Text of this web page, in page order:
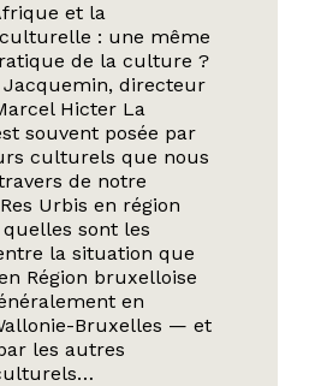
et la
: une même
de la culture ?
Jacquemin, directeur
Hicter La
souvent posée par
culturels que nous
de notre
Urbis en région
sont les
la situation que
Région bruxelloise
en
Bruxelles — et
les autres